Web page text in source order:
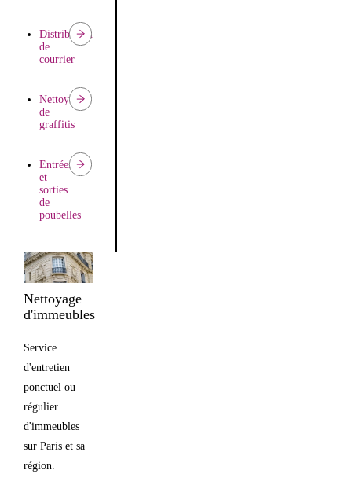
Distribution
de
courrier
Nettoyage
de
graffitis
Entrées
et
sorties
de
poubelles
Nettoyage
d'immeubles
Service
d'entretien
ponctuel ou
régulier
d'immeubles
sur Paris et sa
région.